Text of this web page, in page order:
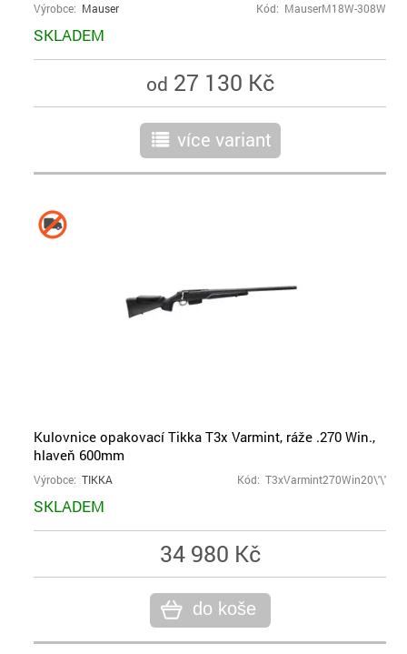
Výrobce: Mauser Kód: MauserM18W-308W
SKLADEM
od 27 130 Kč
r více variant
Kulovnice opakovací Tikka T3x Varmint, ráže .270 Win.,
hlaveň 600mm
Výrobce: TIKKA Kód: T3xVarmint270Win20\'\'
SKLADEM
34 980 Kč
do koše